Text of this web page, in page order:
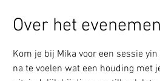
Over het
Kom je bij Mika voor een sessie
na te voelen wat een houding met